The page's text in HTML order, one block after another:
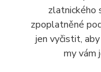
zlatnického
zpoplatněné
jen vyčistit,
my vám